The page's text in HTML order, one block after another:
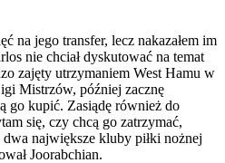
na jego transfer, lecz nakazałem im
nie chciał dyskutować na temat
zajęty utrzymaniem West Hamu w
Mistrzów, później zacznę
go kupić. Zasiądę również do
się, czy chcą go zatrzymać,
największe kluby piłki nożnej
Joorabchian.